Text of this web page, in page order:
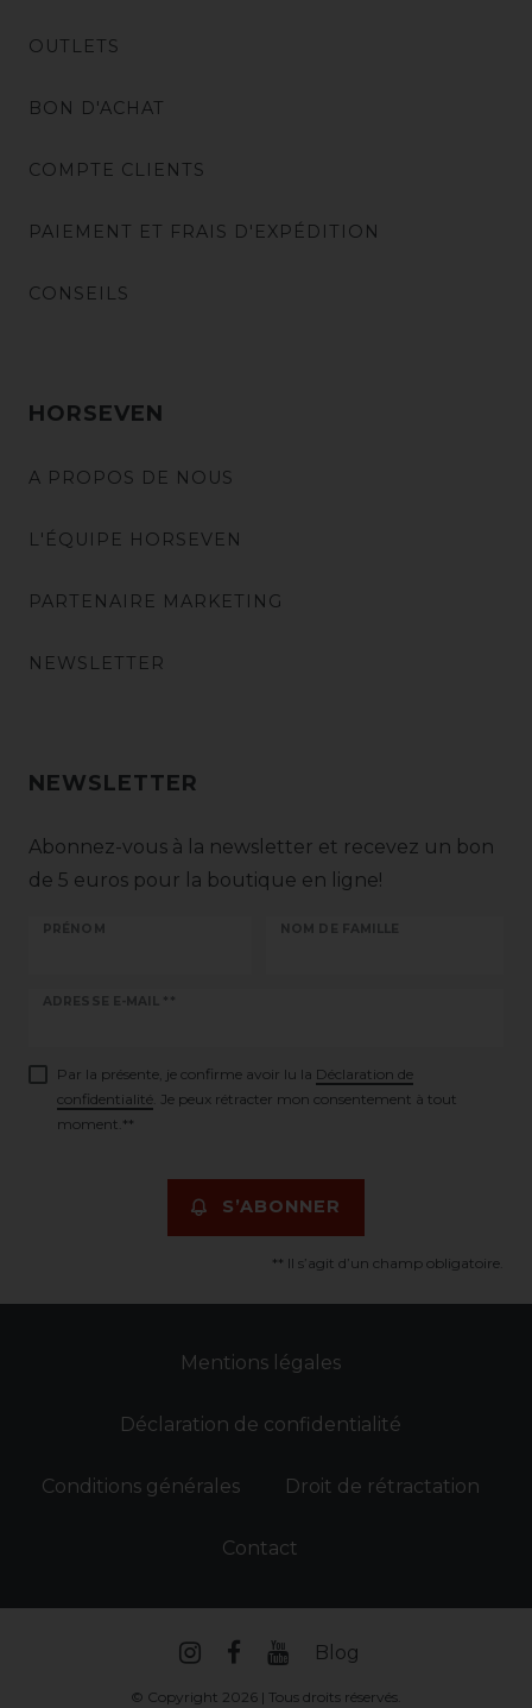
OUTLETS
BON D'ACHAT
COMPTE CLIENTS
PAIEMENT ET FRAIS D'EXPÉDITION
CONSEILS
HORSEVEN
A PROPOS DE NOUS
L'ÉQUIPE HORSEVEN
PARTENAIRE MARKETING
NEWSLETTER
NEWSLETTER
Abonnez-vous à la newsletter et recevez un bon
de 5 euros pour la boutique en ligne!
PRÉNOM NOM DE FAMILLE
ADRESSE E-MAIL **
Ceres::Template.newsletterHoneypotLabel
Par la présente, je confirme avoir lu la Déclaration de
confidentialité . Je peux rétracter mon consentement à tout
moment.**
S’ABONNER
** Il s’agit d’un champ obligatoire.
Mentions légales
Déclaration de confidentialité
Conditions générales Droit de rétractation
Contact
Blog
© Copyright 2026 | Tous droits réservés.